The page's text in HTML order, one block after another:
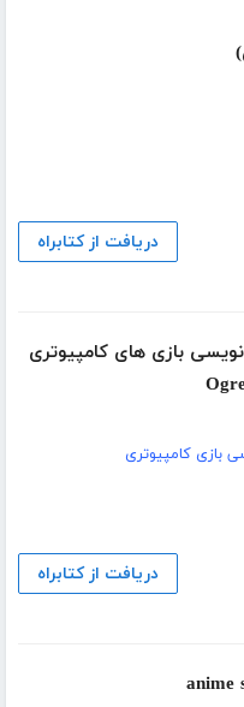
دریافت از کتابراه
بازی های کامپیوتری
بازی کامپیوتری
دریافت از کتابراه